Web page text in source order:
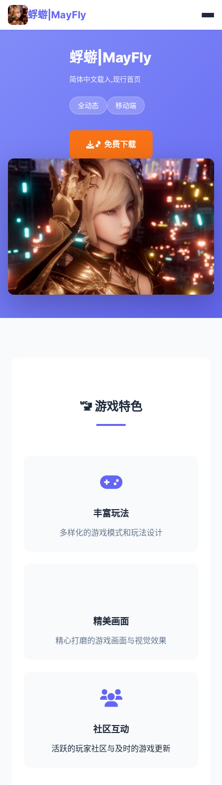
蜉蝣|MayFly
蜉蝣|MayFly
简体中文载入,现行首页
全动态 移动端
🎵 免费下载
🚾 游戏特色
丰富玩法
多样化的游戏模式和玩法设计
精美画面
精心打磨的游戏画面与视觉效果
社区互动
活跃的玩家社区与及时的游戏更新